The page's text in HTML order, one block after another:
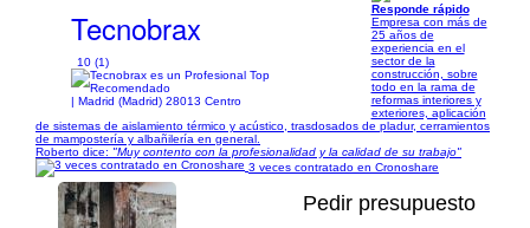
Tecnobrax
10 (1)
| Madrid (Madrid) 28013 Centro
Responde rápido
Empresa con más de
25 años de
experiencia en el
sector de la
construcción, sobre
todo en la rama de
reformas interiores y
exteriores, aplicación
de sistemas de aislamiento térmico y acústico, trasdosados de pladur, cerramientos
de mampostería y albañilería en general.
Roberto dice: "Muy contento con la profesionalidad y la calidad de su trabajo"
3 veces contratado en Cronoshare
Pedir presupuesto